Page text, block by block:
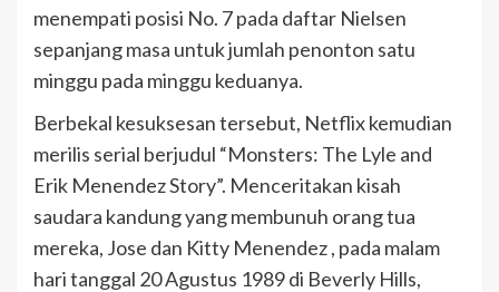
menempati posisi No. 7 pada daftar Nielsen
sepanjang masa untuk jumlah penonton satu
minggu pada minggu keduanya.
Berbekal kesuksesan tersebut, Netflix kemudian
merilis serial berjudul “Monsters: The Lyle and
Erik Menendez Story”. Menceritakan kisah
saudara kandung yang membunuh orang tua
mereka, Jose dan Kitty Menendez , pada malam
hari tanggal 20 Agustus 1989 di Beverly Hills,